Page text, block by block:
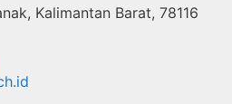
Kalimantan Barat, 78116